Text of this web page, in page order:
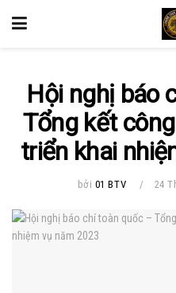
Hội nghị báo
Tổng kết
triển khai
bởi 01 BTV 24